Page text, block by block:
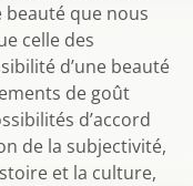
beauté que nous
celle des
d’une beauté
de goût
d’accord
de la subjectivité,
et la culture,